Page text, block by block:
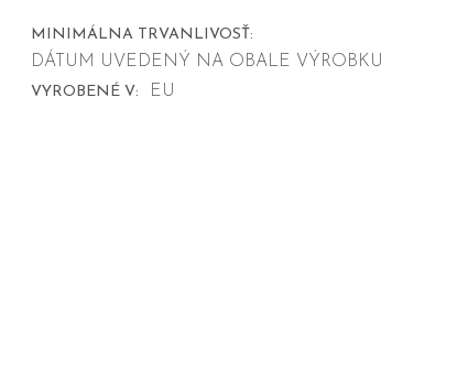
MINIMÁLNA TRVANLIVOSŤ:
DÁTUM UVEDENÝ NA OBALE VÝROBKU
VYROBENÉ V: EU